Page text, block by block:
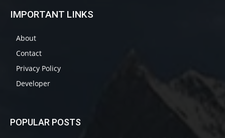
IMPORTANT LINKS
About
Contact
Privacy Policy
Developer
POPULAR POSTS